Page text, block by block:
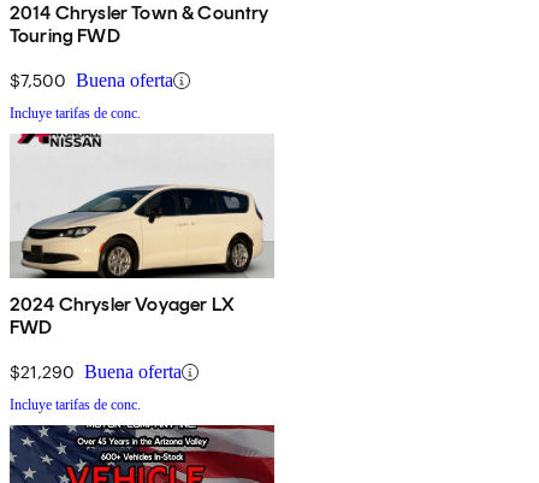
2014 Chrysler Town & Country
Touring FWD
$7,500 Buena oferta
Incluye tarifas de conc.
2024 Chrysler Voyager LX
FWD
$21,290 Buena oferta
Incluye tarifas de conc.